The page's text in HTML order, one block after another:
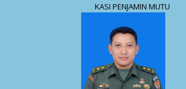
KASI PENJAMIN MUTU